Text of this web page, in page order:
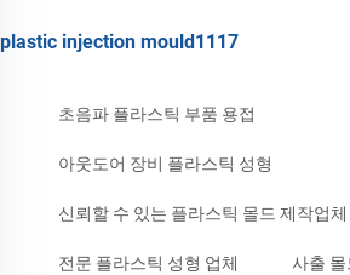
plastic injection mould1117
초음파 플라스틱 부품 용접
아웃도어 장비 플라스틱 성형
신뢰할 수 있는 플라스틱 몰드 제작업체
전문 플라스틱 성형 업체 사출 몰